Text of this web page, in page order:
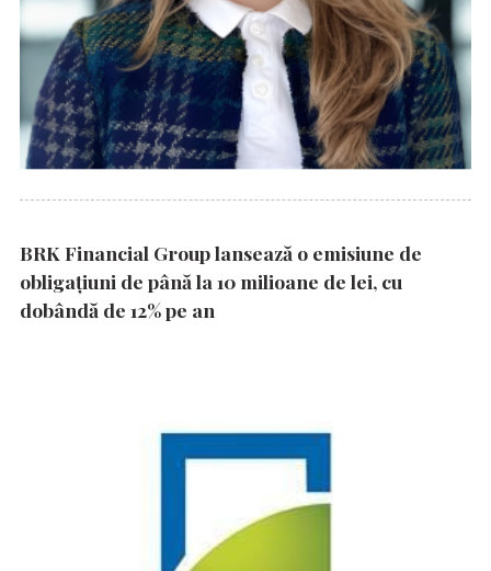
BRK Financial Group lansează o emisiune de
obligațiuni de până la 10 milioane de lei, cu
dobândă de 12% pe an